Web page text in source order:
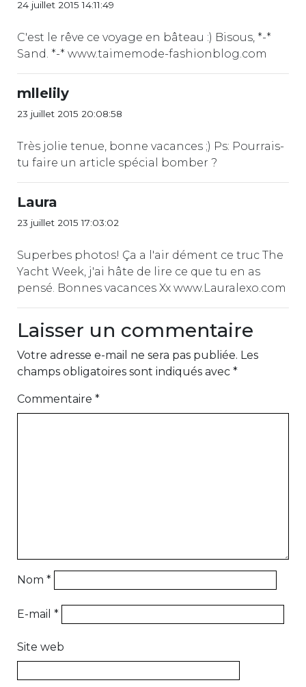
24 juillet 2015 14:11:49
C'est le rêve ce voyage en bâteau :) Bisous, *-*
Sand. *-* www.taimemode-fashionblog.com
mllelily
23 juillet 2015 20:08:58
Très jolie tenue, bonne vacances ;) Ps: Pourrais-
tu faire un article spécial bomber ?
Laura
23 juillet 2015 17:03:02
Superbes photos! Ça a l'air dément ce truc The
Yacht Week, j'ai hâte de lire ce que tu en as
pensé. Bonnes vacances Xx www.Lauralexo.com
Laisser un commentaire
Votre adresse e-mail ne sera pas publiée. Les
champs obligatoires sont indiqués avec *
Commentaire *
Nom *
E-mail *
Site web